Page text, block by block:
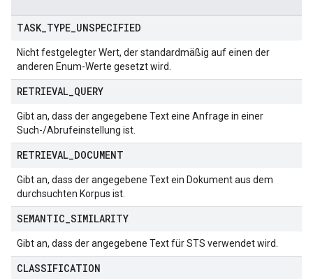
TASK_ TYPE UNSPECIFIED
Nicht festgelegter Wert, der standardmäßig auf einen der
anderen Enum-Werte gesetzt wird.
RETRIEVAL QUERY
Gibt an, dass der angegebene Text eine Anfrage in einer
Such-/Abrufeinstellung ist.
RETRIEVAL DOCUMENT
Gibt an, dass der angegebene Text ein Dokument aus dem
durchsuchten Korpus ist.
SEMANTIC SIMILARITY
Gibt an, dass der angegebene Text für STS verwendet wird.
CLASSIFICATION